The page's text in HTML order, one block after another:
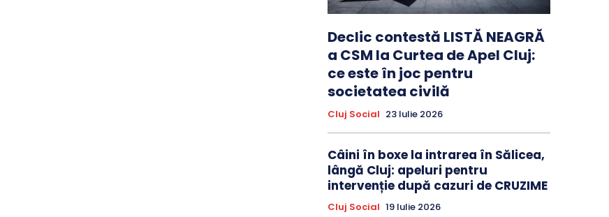
Declic contestă LISTĂ NEAGRĂ
a CSM la Curtea de Apel Cluj:
ce este în joc pentru
societatea civilă
Cluj Social 23 Iulie 2026
Câini în boxe la intrarea în Sălicea,
lângă Cluj: apeluri pentru
intervenție după cazuri de CRUZIME
Cluj Social 19 Iulie 2026